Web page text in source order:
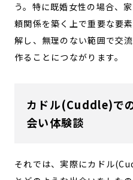
う。特に既婚女性の場合、
頼関係を築く上で重要な要
解し、無理のない範囲で交
作ることにつながります。
カドル(Cuddle)で
会い体験談
それでは、実際にカドル